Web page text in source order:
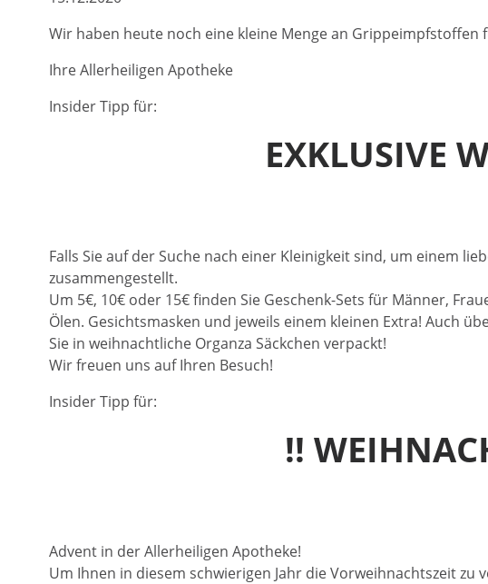
Wir haben heute noch eine kleine Menge an Grippeimpfstoffen
Ihre Allerheiligen Apotheke
Insider Tipp für:
EXKLUSIVE
Falls Sie auf der Suche nach einer Kleinigkeit sind, um einem
zusammengestellt.
Um 5€, 10€ oder 15€ finden Sie Geschenk-Sets für Männer,
Ölen. Gesichtsmasken und jeweils einem kleinen Extra! Auch
Sie in weihnachtliche Organza Säckchen verpackt!
Wir freuen uns auf Ihren Besuch!
Insider Tipp für:
!!
Advent in der Allerheiligen Apotheke!
Um Ihnen in diesem schwierigen Jahr die Vorweihnachtszeit zu